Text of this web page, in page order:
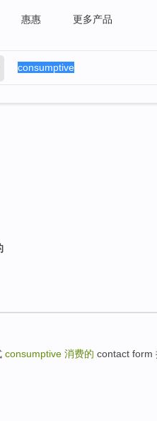
惠惠 更多产品
consumptive 消费的 contact form